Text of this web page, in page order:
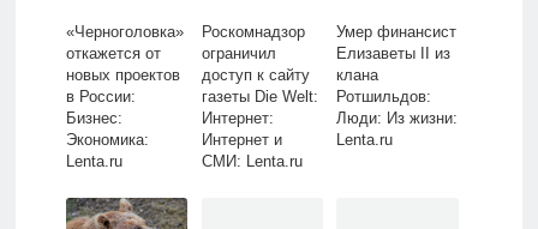
«Черноголовка»
откажется от
новых проектов
в России:
Бизнес:
Экономика:
Lenta.ru
Роскомнадзор
ограничил
доступ к сайту
газеты Die Welt:
Интернет:
Интернет и
СМИ: Lenta.ru
Умер финансист
Елизаветы II из
клана
Ротшильдов:
Люди: Из жизни:
Lenta.ru